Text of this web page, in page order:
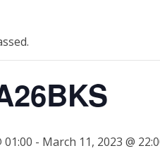
01:00 - March 11, 2023 @